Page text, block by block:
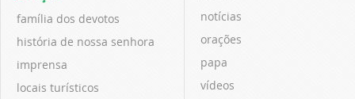
família dos devotos
história de nossa senhora
imprensa
locais turísticos
notícias
orações
papa
vídeos